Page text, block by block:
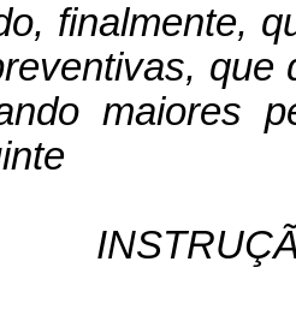
finalmente,
maiores